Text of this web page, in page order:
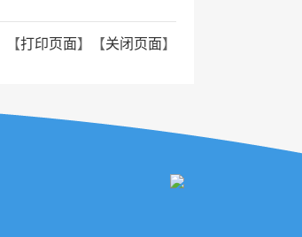
【打印页面】【关闭页面】